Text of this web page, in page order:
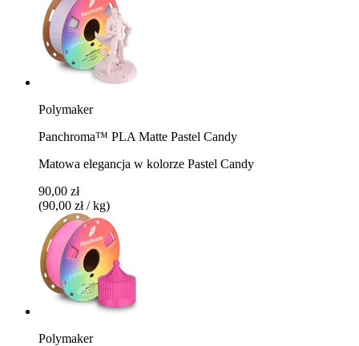
Polymaker
Panchroma™ PLA Matte Pastel Candy
Matowa elegancja w kolorze Pastel Candy
90,00 zł
(90,00 zł / kg)
Polymaker